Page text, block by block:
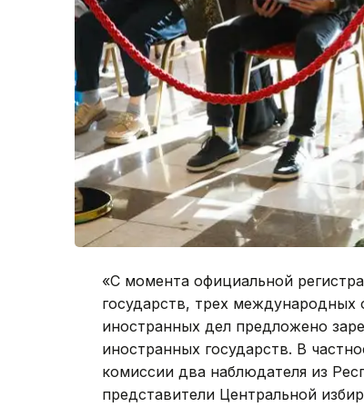
«С момента официальной
государств, трех
иностранных дел предложено
иностранных государств. В
комиссии два наблюдателя из
представители Центральной